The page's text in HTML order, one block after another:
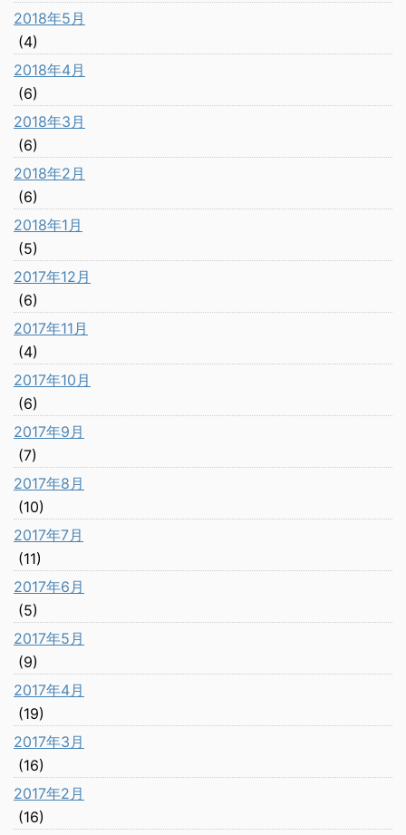
2018年5月
(4)
2018年4月
(6)
2018年3月
(6)
2018年2月
(6)
2018年1月
(5)
2017年12月
(6)
2017年11月
(4)
2017年10月
(6)
2017年9月
(7)
2017年8月
(10)
2017年7月
(11)
2017年6月
(5)
2017年5月
(9)
2017年4月
(19)
2017年3月
(16)
2017年2月
(16)